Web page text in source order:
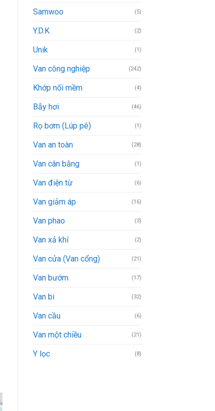
Samwoo (5)
Y.D.K (2)
Unik (1)
Van công nghiệp (242)
Khớp nối mềm (4)
Bẫy hơi (46)
Rọ bơm (Lúp pê) (1)
Van an toàn (28)
Van cân bằng (1)
Van điện từ (6)
Van giảm áp (16)
Van phao (3)
Van xả khí (2)
Van cửa (Van cổng) (21)
Van bướm (17)
Van bi (32)
Van cầu (6)
Van một chiều (21)
Y lọc (8)